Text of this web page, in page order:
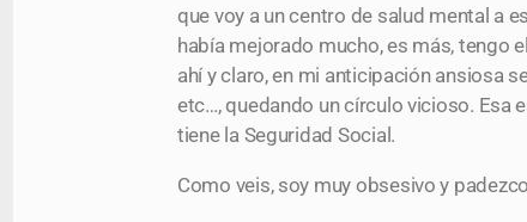
que voy a un centro de salud mental a
había mejorado mucho, es más, tengo
ahí y claro, en mi anticipación ansiosa
etc…, quedando un círculo vicioso. Esa
tiene la Seguridad Social.
Como veis, soy muy obsesivo y